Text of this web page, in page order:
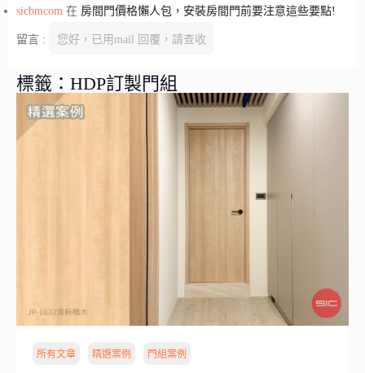
sicbmcom 在 房間門價格懶人包，安裝房間門前要注意這些要點!
留言 : 您好，已用mail 回覆，請查收
標籤：HDP訂製門組
所有文章 精選案例 門組案例